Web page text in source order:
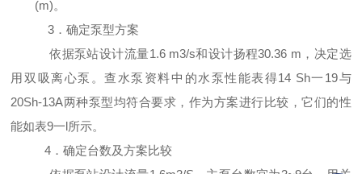
(m)。
3 ．确定泵型方案
依据泵站设计流量1.6 m3/s和设计扬程30.36 m ，决定选
用 双吸离心泵 。查水泵资料中的水泵性能表得14 Sh一 19与
20Sh-13A两种泵型均符合要求，作为方案进行比较，它们的性
能如表9一l所示。
4 ．确定台数及方案比较